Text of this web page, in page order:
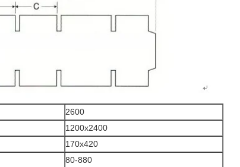
2600
1200x2400
170x420
80-880